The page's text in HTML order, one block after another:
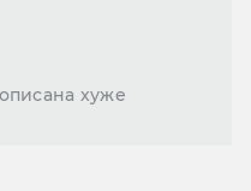
хуже